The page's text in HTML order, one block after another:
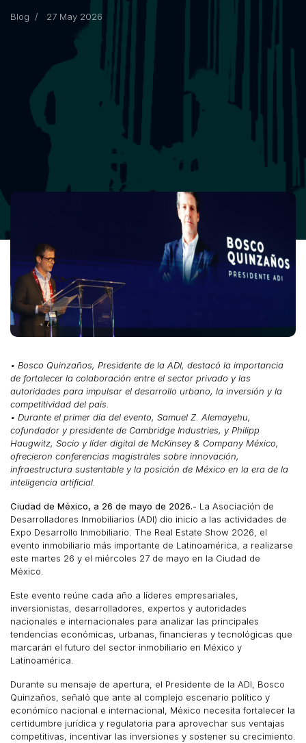
Blog 27 May 2026
• Bosco Quinzaños, Presidente de la ADI, destacó la importancia
de fortalecer la colaboración entre el sector privado y las
autoridades para impulsar el desarrollo urbano, la inversión y la
competitividad del país.
• Durante el primer día del evento, Samuel Z. Alemayehu,
cofundador y presidente de Cambridge Industries, y Philipp
Haugwitz, Socio y líder digital de McKinsey & Company México,
ofrecieron conferencias magistrales sobre innovación,
infraestructura sustentable y la posición de México en la era de la
inteligencia artificial.
Ciudad de México, a 26 de mayo de 2026.- La Asociación de
Desarrolladores Inmobiliarios (ADI) dio inicio a las actividades de
Expo Desarrollo Inmobiliario. The Real Estate Show 2026, el
evento inmobiliario más importante de Latinoamérica, a realizarse
este martes 26 y el miércoles 27 de mayo en la Ciudad de
México.
Este evento reúne cada año a líderes empresariales,
inversionistas, desarrolladores, expertos y autoridades
nacionales e internacionales para analizar las principales
tendencias económicas, urbanas, financieras y tecnológicas que
marcarán el futuro del sector inmobiliario en México y
Latinoamérica.
Durante su mensaje de apertura, el Presidente de la ADI, Bosco
Quinzaños, señaló que ante al complejo escenario político y
económico nacional e internacional, México necesita fortalecer la
certidumbre jurídica y regulatoria para aprovechar sus ventajas
competitivas, incentivar las inversiones y sostener su crecimiento.